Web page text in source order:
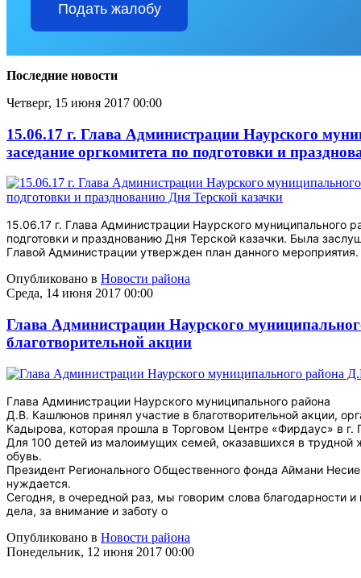
Подать жалобу
Последние новости
Четверг, 15 июня 2017 00:00
15.06.17 г. Глава Администрации Наурского
заседание оргкомитета по подготовки и
15.06.17 г. Глава Администрации Наурского муниципального
подготовки и празднованию Дня Терской казачки. Была
Главой Администрации утвержден план данного мероприятия.
Опубликовано в Новости района
Среда, 14 июня 2017 00:00
Глава Администрации Наурского
благотворительной акции
Глава Администрации Наурского муниципального района
Д.В. Кашлюнов принял участие в благотворительной акции,
Кадырова, которая прошла в Торговом Центре «Фирдаус» в г.
Для 100 детей из малоимущих семей, оказавшихся в трудной
обувь.
Президент Регионального Общественного фонда Аймани
нуждается.
Сегодня, в очередной раз, мы говорим слова благодарности
дела, за внимание и заботу о
Опубликовано в Новости района
Понедельник, 12 июня 2017 00:00